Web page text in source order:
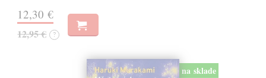
12,30 €
12,95 € ?
na sklade